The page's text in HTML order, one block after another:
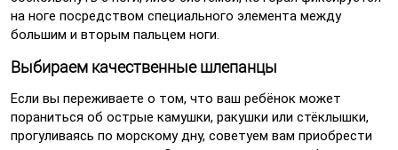
на ноге посредством специального элемента между
большим и вторым пальцем ноги.
Выбираем качественные шлепанцы
Если вы переживаете о том, что ваш ребёнок может
пораниться об острые камушки, ракушки или стёклышки,
прогуливаясь по морскому дну, советуем вам приобрести